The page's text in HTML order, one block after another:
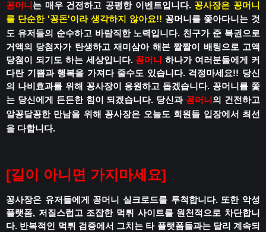
꽁머니 는 매우 건전하고 공평한 이벤트입니다. 꽁사장은 꽁머니
를 단순한 '꽁돈'이라 생각하지 않아요!! 꽁머니를 쫓아다니는 것
도 유저들의 순수하고 바람직한 노력입니다. 친구가 준 복권으로
거액의 당첨자가 탄생하고재미삼아 해본 짤짤이 배팅으로 고액
당첨이 되기도 하는 세상입니다. 꽁머니 하나가 여러분들에게 커
다란 기쁨과 행복을 가져다 줄수도 있습니다. 걱정마세요!! 당신
의 나비효과를 위해 꽁사장이 응원하고 돕겠습니다. 꽁머니를 쫓
는 당신에게 든든한 힘이 되겠습니다. 당신과 꽁머니 의 건전하고
알꽁달꽁한 만남을 위해 꽁사장은 오늘도 회원들 입장에서 최선
을 다합니다.
[길이 아니면 가지마세요]
꽁사장은 유저들에게 꽁머니 실크로드를 투척합니다. 또한 악성
플랫폼, 저질스럽고 조잡한 먹튀 사이트를 원천적으로 차단합니
다. 반복적인 먹튀 검증에서 그치는 타 플랫폼들과는 달리 계속되